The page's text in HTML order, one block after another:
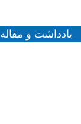
یادداشت و مقاله